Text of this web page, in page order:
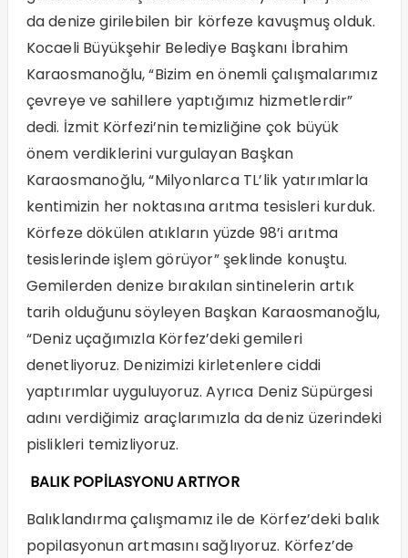
da denize girilebilen bir körfeze kavuşmuş olduk.
Kocaeli Büyükşehir Belediye Başkanı İbrahim
Karaosmanoğlu, “Bizim en önemli çalışmalarımız
çevreye ve sahillere yaptığımız hizmetlerdir”
dedi. İzmit Körfezi’nin temizliğine çok büyük
önem verdiklerini vurgulayan Başkan
Karaosmanoğlu, “Milyonlarca TL’lik yatırımlarla
kentimizin her noktasına arıtma tesisleri kurduk.
Körfeze dökülen atıkların yüzde 98’i arıtma
tesislerinde işlem görüyor” şeklinde konuştu.
Gemilerden denize bırakılan sintinelerin artık
tarih olduğunu söyleyen Başkan Karaosmanoğlu,
“Deniz uçağımızla Körfez’deki gemileri
denetliyoruz. Denizimizi kirletenlere ciddi
yaptırımlar uyguluyoruz. Ayrıca Deniz Süpürgesi
adını verdiğimiz araçlarımızla da deniz üzerindeki
pislikleri temizliyoruz.
BALIK POPİLASYONU ARTIYOR
Balıklandırma çalışmamız ile de Körfez’deki balık
popilasyonun artmasını sağlıyoruz. Körfez’de